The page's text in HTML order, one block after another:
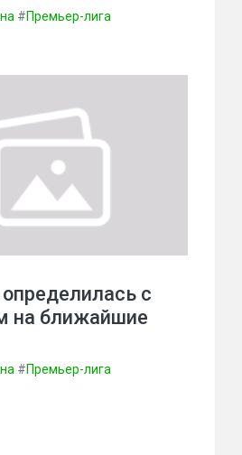
#Премьер-лига
с
на ближайшие
#Премьер-лига